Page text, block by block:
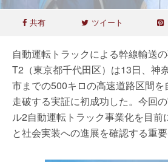
共有 ツイート
自動運転トラックによる幹線輸送
T2（東京都千代田区）は13日、神
市までの500キロの高速道路区間
走破する実証に初成功した。今回
ル2自動運転トラック事業化を目前
と社会実装への進展を確認する重要